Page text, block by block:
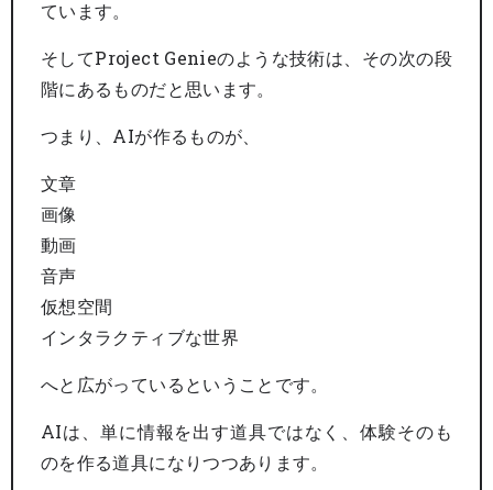
ています。
そしてProject Genieのような技術は、その次の段
階にあるものだと思います。
つまり、AIが作るものが、
文章
画像
動画
音声
仮想空間
インタラクティブな世界
へと広がっているということです。
AIは、単に情報を出す道具ではなく、体験そのも
のを作る道具になりつつあります。